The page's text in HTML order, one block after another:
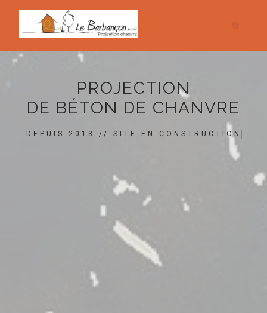
PROJECTION
DE BÉTON DE CHANVRE
DEPUIS 2013 // SITE EN CONSTRUCTION